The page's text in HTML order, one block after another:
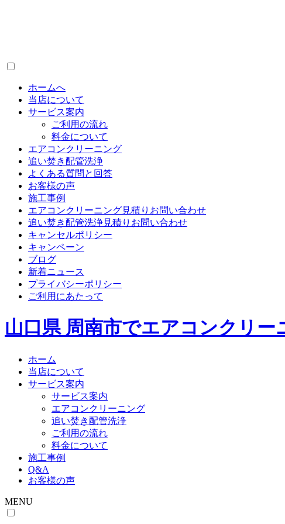
ホームへ
当店について
サービス案内
ご利用の流れ
料金について
エアコンクリーニング
追い焚き配管洗浄
よくある質問と回答
お客様の声
施工事例
エアコンクリーニング見積りお問い合わせ
追い焚き配管洗浄見積りお問い合わせ
キャンセルポリシー
キャンペーン
ブログ
新着ニュース
プライバシーポリシー
ご利用にあたって
山口県 周南市でエアコンクリー
ホーム
当店について
サービス案内
サービス案内
エアコンクリーニング
追い焚き配管洗浄
ご利用の流れ
料金について
施工事例
Q&A
お客様の声
MENU